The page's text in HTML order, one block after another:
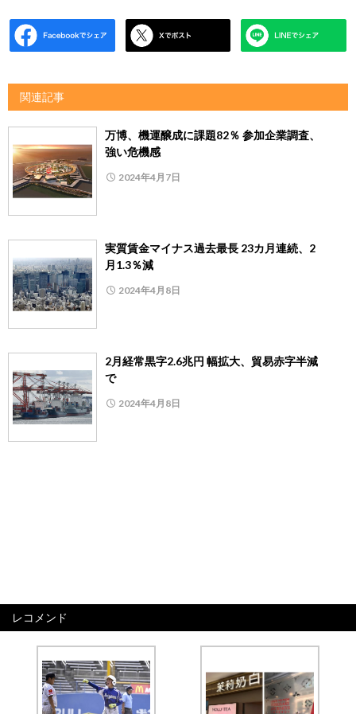
関連記事
万博、機運醸成に課題82％ 参加企業調査、
強い危機感
2024年4月7日
実質賃金マイナス過去最長 23カ月連続、2
月1.3％減
2024年4月8日
2月経常黒字2.6兆円 幅拡大、貿易赤字半減
で
2024年4月8日
レコメンド